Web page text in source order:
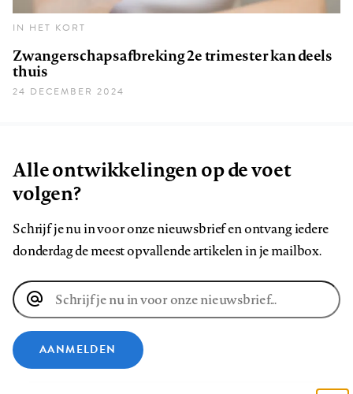
IN HET KORT
Zwangerschapsafbreking 2e trimester kan deels
thuis
24 DECEMBER 2024
Alle ontwikkelingen op de voet
volgen?
Schrijf je nu in voor onze nieuwsbrief en ontvang iedere
donderdag de meest opvallende artikelen in je mailbox.
E-
mailadres
AANMELDEN